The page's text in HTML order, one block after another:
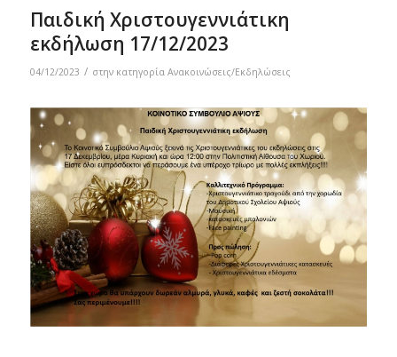
Παιδική Χριστουγεννιάτικη
εκδήλωση 17/12/2023
04/12/2023 / στην κατηγορία Ανακοινώσεις/Εκδηλώσεις